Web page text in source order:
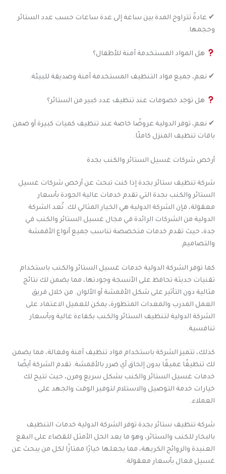
✔ عادةً تتراوح المدة بين ساعة إلى عدة ساعات حسب عدد الستائر
وحجمها.
هل المواد المستخدمة آمنة للأطفال؟
✔ نعم، جميع مواد التنظيف المستخدمة آمنة وصديقة للبيئة.
هل توجد خصومات عند تنظيف عدد كبير من الستائر؟
✔ نعم، توفر الدولية عروضًا خاصة عند تنظيف كميات كبيرة أو ضمن
باقات تنظيف المنزل كاملًا.
أرخص شركات غسيل الستائر والكنب بجدة
شركة تنظيف ستائر بجدة إذا كنت تبحث عن أرخص شركات غسيل
الستائر والكنب بجدة التي تقدم خدمات عالية الجودة بأسعار
معقولة، فإن الشركة الدولية هي الخيار المثالي لك. تُعد الشركة
الدولية من الشركات الرائدة في مجال غسيل الستائر والكنب في
جدة، حيث تقدم خدمات متخصصة تناسب جميع أنواع الأقمشة
والتصاميم.
كما توفر الشركة الدولية خدمات غسيل الستائر والكنب باستخدام
تقنيات حديثة تحافظ على الأنسجة وجودتها، مما يضمن لك نتائج
مثالية دون التأثير على شكل الأقمشة أو الألوان. من خلال فريق
العمل المدرب والمعدات المتطورة، يمكن للعميل الاعتماد على
الشركة الدولية لتنظيف الستائر والكنب بكفاءة عالية وبأسعار
تنافسية.
كذلك، تتميز الشركة باستخدام مواد تنظيف آمنة وفعالة، مما يضمن
لك تنظيفًا عميقًا بدون إلحاق أي ضرر بالأقمشة. تقدم الشركة أيضًا
خدمات غسيل الستائر والكنب بشكل سريع ومرن، حيث تتيح لك
خيارات خدمة التوصيل والاستلام لتوفير الوقت والجهد على
العملاء.
شركة تنظيف ستائر بجدة توفر الشركة الدولية خدمات التنظيف
بالبخار للكنب والستائر، وهو ما يعد الحل الأمثل للقضاء على البقع
العنيدة والروائح الكريهة، مما يجعلها خيارًا ممتازًا لكل من يبحث عن
غسيل فعال بأسعار معقولة.